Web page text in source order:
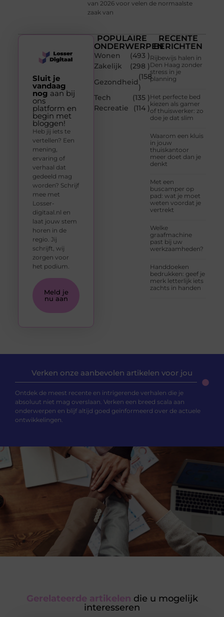
van 2026 voor velen de normaalste
zaak van
POPULAIRE
ONDERWERPEN
Wonen
(493 )
Zakelijk
(298 )
Gezondheid
(158
)
Tech
(135 )
Recreatie
(114 )
RECENTE
BERICHTEN
Rijbewijs halen in
Den Haag zonder
stress in je
planning
Het perfecte bed
kiezen als gamer
of thuiswerker: zo
doe je dat slim
Waarom een kluis
in jouw
thuiskantoor
meer doet dan je
denkt
Met een
buscamper op
pad: wat je moet
weten voordat je
vertrekt
Welke
graafmachine
past bij uw
werkzaamheden?
Handdoeken
bedrukken: geef je
merk letterlijk iets
zachts in handen
Sluit je
vandaag
nog aan bij
ons
platform en
begin met
bloggen!
Heb jij iets te
vertellen? Een
mening,
ervaring of
verhaal dat
gedeeld mag
worden? Schrijf
mee met
Losser-
digitaal.nl en
laat jouw stem
horen in de
regio. Jij
schrijft, wij
zorgen voor
het podium.
Meld je
nu aan
Verken onze aanbevolen artikelen voor jou
Ontdek de meest recente en intrigerende verhalen die je
absoluut niet mag overslaan. Verken een breed scala aan
onderwerpen en blijf altijd goed geïnformeerd over de actuele
ontwikkelingen.
Gerelateerde artikelen die u mogelijk
interesseren